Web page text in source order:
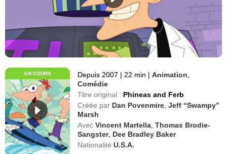
EN COURS Depuis 2007 | 22 min | Animation
Comédie
Titre original : Phineas and Ferb
Créée par Dan Povenmire ,Jeff “Swampy”
Marsh
Avec Vincent Martella ,Thomas Brodie-
Sangster, Dee Bradley Baker
Nationalité U.S.A.